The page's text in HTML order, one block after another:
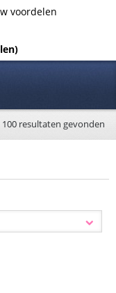
voordelen
100 resultaten gevonden